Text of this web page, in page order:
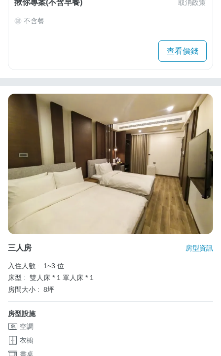
揪你專案(不含早餐) 取消政策
不含餐
查看價錢
三人房 房型資訊
入住人數 :
1~3 位
床型 : 雙人床 * 1 單人床 * 1
房間大小 : 8坪
房型設施
空調
衣櫥
書桌